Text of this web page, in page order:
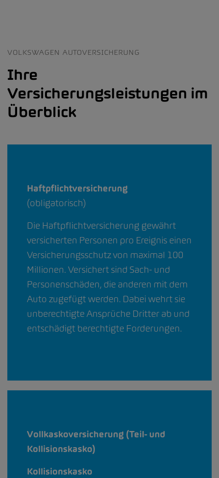
VOLKSWAGEN AUTOVERSICHERUNG
Ihre
Versicherungsleistungen im
Überblick
Haftpflichtversicherung
(obligatorisch)
Die Haftpflichtversicherung gewährt
versicherten Personen pro Ereignis einen
Versicherungsschutz von maximal 100
Millionen. Versichert sind Sach- und
Personenschäden, die anderen mit dem
Auto zugefügt werden. Dabei wehrt sie
unberechtigte Ansprüche Dritter ab und
entschädigt berechtigte Forderungen.
Vollkaskoversicherung (Teil- und
Kollisionskasko)
Kollisionskasko